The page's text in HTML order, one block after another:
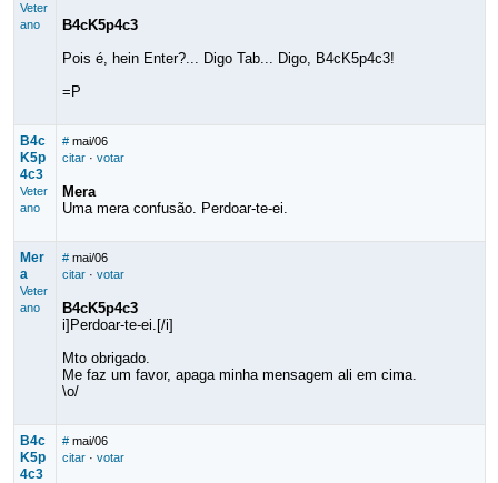
Veter
ano
B4cK5p4c3
Pois é, hein Enter?... Digo Tab... Digo, B4cK5p4c3!
=P
B4c
K5p
4c3
Veter
ano
# mai/06
citar· votar
Mera
Uma mera confusão. Perdoar-te-ei.
Mer
a
Veter
ano
# mai/06
citar· votar
B4cK5p4c3
i]Perdoar-te-ei.[/i]
Mto obrigado.
Me faz um favor, apaga minha mensagem ali em cima.
\o/
B4c
K5p
4c3
# mai/06
citar· votar